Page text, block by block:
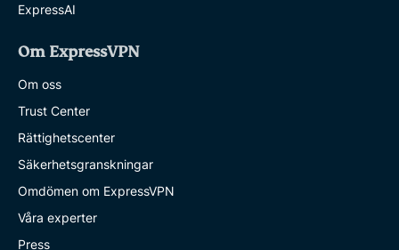
ExpressAI
Om ExpressVPN
Om oss
Trust Center
Rättighetscenter
Säkerhetsgranskningar
Omdömen om ExpressVPN
Våra experter
Press